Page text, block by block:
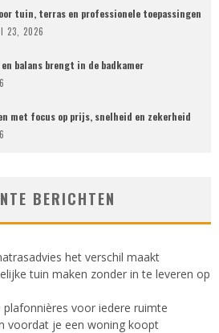
tuin, terras en professionele toepassingen
23, 2026
balans brengt in de badkamer
met focus op prijs, snelheid en zekerheid
BERICHTEN
het verschil maakt
tuin maken zonder in te leveren op
plafonnières voor iedere ruimte
voordat je een woning koopt